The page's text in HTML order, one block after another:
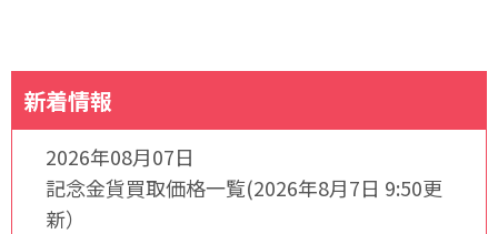
新着情報
2026年08月07日
記念金貨買取価格一覧(2026年8月7日 9:50更
新）